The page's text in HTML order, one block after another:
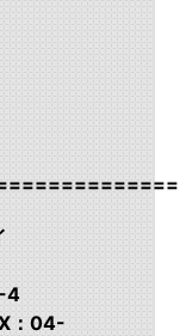
4
：04-